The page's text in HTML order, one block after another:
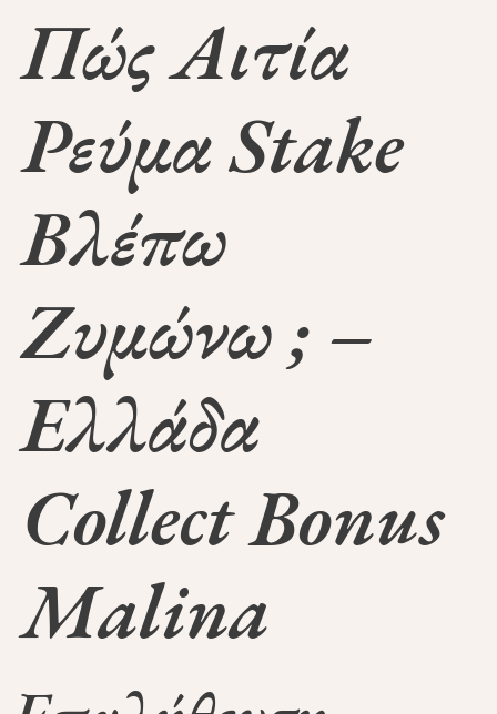
Πώς Αιτία
Ρεύμα Stake
Βλέπω
Ζυμώνω ; –
Ελλάδα
Collect Bonus
Malina